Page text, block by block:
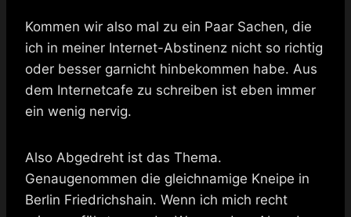
Kommen wir also mal zu ein Paar Sachen, die
ich in meiner Internet-Abstinenz nicht so richtig
oder besser garnicht hinbekommen habe. Aus
dem Internetcafe zu schreiben ist eben immer
ein wenig nervig.
Also Abgedreht ist das Thema.
Genaugenommen die gleichnamige Kneipe in
Berlin Friedrichshain. Wenn ich mich recht